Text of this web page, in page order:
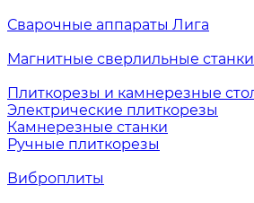
Сварочные аппараты Лига
Магнитные сверлильные станки
Плиткорезы и камнерезные
Электрические плиткорезы
Камнерезные станки
Ручные плиткорезы
Виброплиты